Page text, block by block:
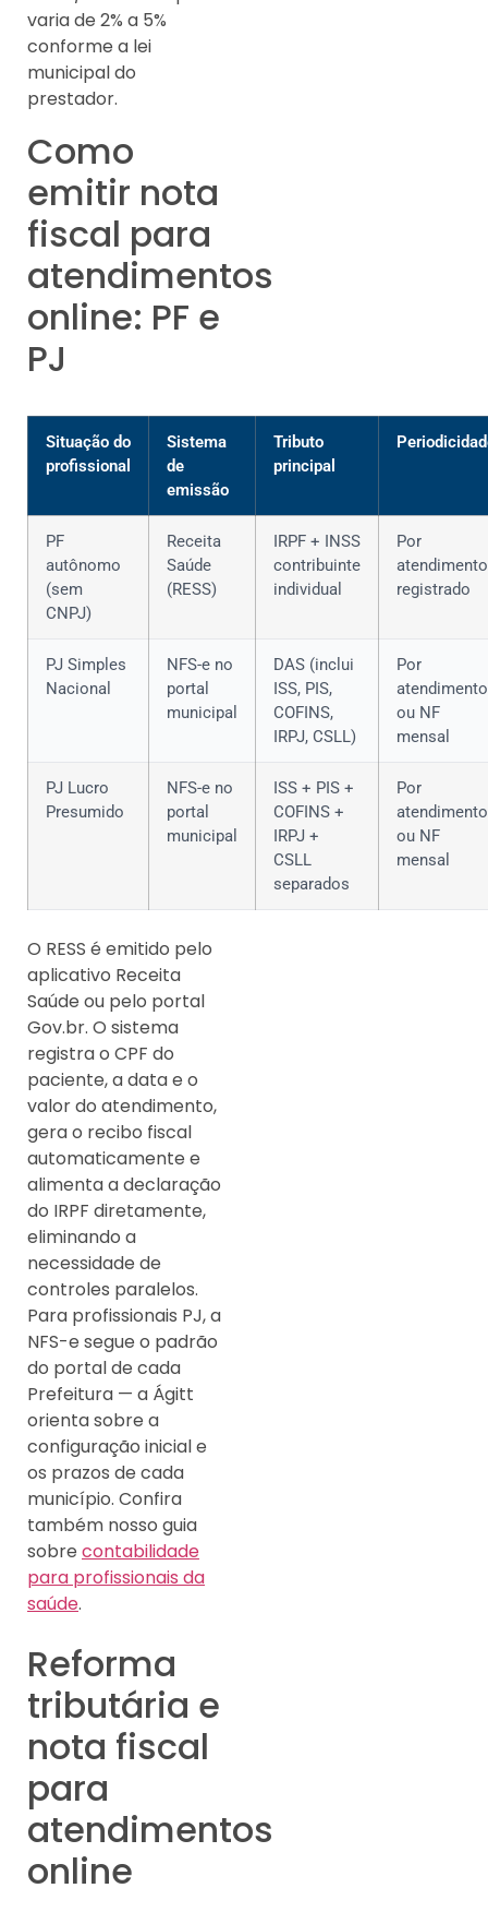
varia de 2% a 5%
conforme a lei
municipal do
prestador.
Como
emitir nota
fiscal para
atendimentos
online: PF e
PJ
Situação do
profissional
Sistema
de
emissão
Tributo
principal
PF
autônomo
(sem
CNPJ)
Receita
Saúde
(RESS)
IRPF + INSS
contribuinte
individual
Por
atendimento
registrado
PJ Simples
Nacional
NFS-e no
portal
municipal
DAS (inclui
ISS, PIS,
COFINS,
IRPJ, CSLL)
Por
atendimento
ou NF
mensal
PJ Lucro
Presumido
NFS-e no
portal
municipal
ISS + PIS +
COFINS +
IRPJ +
CSLL
separados
Por
atendimento
ou NF
mensal
O RESS é emitido pelo
aplicativo Receita
Saúde ou pelo portal
Gov.br. O sistema
registra o CPF do
paciente, a data e o
valor do atendimento,
gera o recibo fiscal
automaticamente e
alimenta a declaração
do IRPF diretamente,
eliminando a
necessidade de
controles paralelos.
Para profissionais PJ, a
NFS-e segue o padrão
do portal de cada
Prefeitura — a Ágitt
orienta sobre a
configuração inicial e
os prazos de cada
município. Confira
também nosso guia
sobre contabilidade
para profissionais da
saúde.
Reforma
tributária e
nota fiscal
para
atendimentos
online